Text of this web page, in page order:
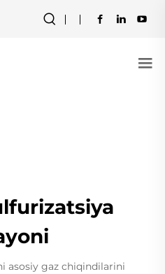
asosiy gaz chiqindilarini